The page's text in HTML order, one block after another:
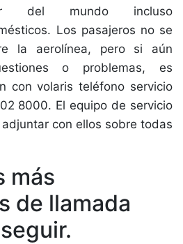
del mundo incluso
Los pasajeros no se
la aerolínea, pero si aún
o problemas, es
con volaris teléfono servicio
8000. El equipo de servicio
con ellos sobre todas
más
de llamada